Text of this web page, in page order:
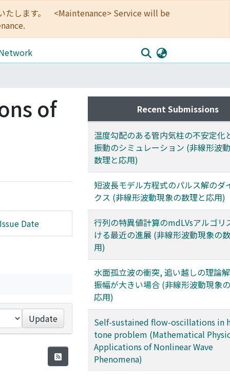
たします。 <Maintenance> Service will be
of
Date
Update
Recent Submissions
温度勾配のある管内気柱の不安定化
振動のシミュレーション (非線形波
数理と応用)
短波長モデル方程式のパルス解のダ
クス (非線形波動現象の数理と応用)
行列の特異値計算のmdLVsアルゴリ
ける最近の進展 (非線形波動現象の
用)
水面孤立波の衝突, 追い越しの理論
振幅が大きい場合 (非線形波動現象
応用)
Self-sustained flow-oscillations in
tone problem (Mathematical
Applications of Nonlinear Wave
Phenomena)